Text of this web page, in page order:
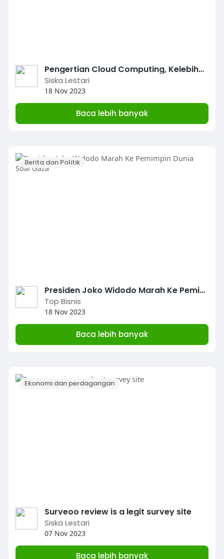
Pengertian Cloud Computing, Kelebihan dan Kekurangannya
Siska Lestari
18 Nov 2023
Baca lebih banyak
Berita dan Politik
Presiden Joko Widodo Marah Ke Pemimpin Dunia Soal Gaza
Top Bisnis
18 Nov 2023
Baca lebih banyak
Ekonomi dan perdagangan
Surveoo review is a legit survey site
Siska Lestari
07 Nov 2023
Baca lebih banyak